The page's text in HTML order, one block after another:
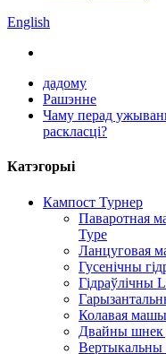
English
дадому
Рашэнне
Чаму перад
раскласці?
Катэгорыі
Кампост Турнер
Паваротная
Type
Ланцуговая
Гусенічны
Гідраўлічны
Колавая
Двайны шнек
Вертыкальны